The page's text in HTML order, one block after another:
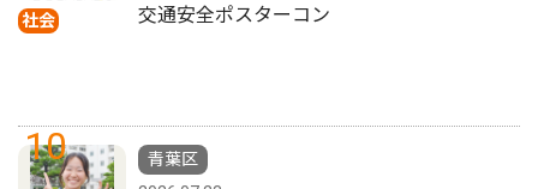
社会
交通安全ポスターコン
10
青葉区